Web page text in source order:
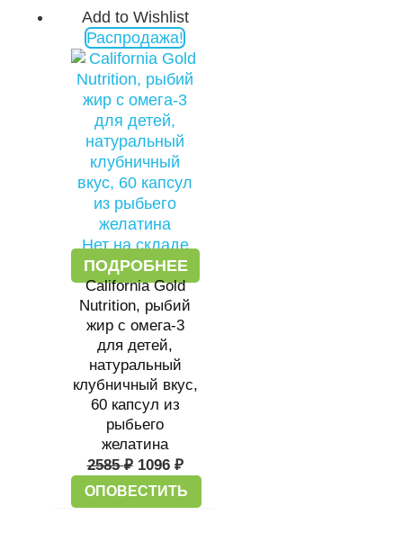
Add to Wishlist
Распродажа!
Нет на складе
ПОДРОБНЕЕ
California Gold
Nutrition, рыбий
жир с омега-3
для детей,
натуральный
клубничный вкус,
60 капсул из
рыбьего
желатина
2585₽
Первоначальная
цена
составляла
2585 ₽.
1096 ₽
Текущая
цена:
1096 ₽.
ОПОВЕСТИТЬ